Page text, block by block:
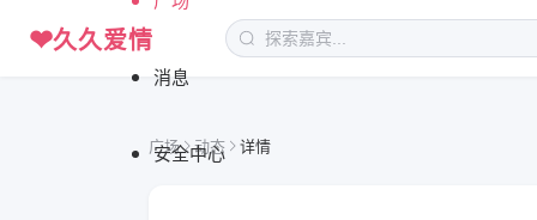
❤久久爱情
消息
安全中心
广场 动态 详情